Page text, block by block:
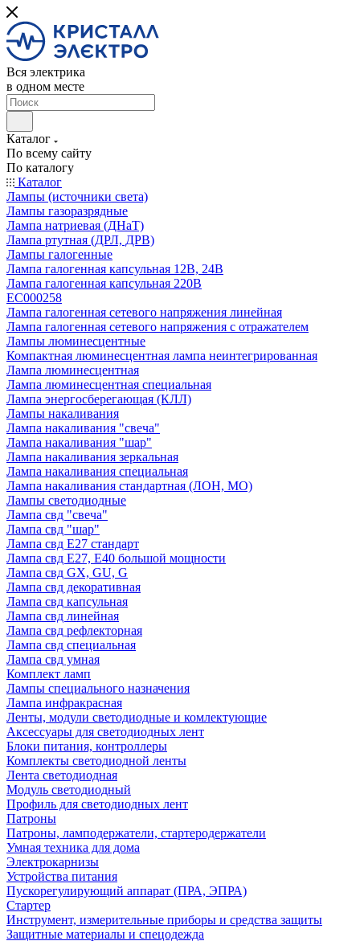
Вся электрика
в одном месте
Каталог
По всему сайту
По каталогу
Каталог
Лампы (источники света)
Лампы газоразрядные
Лампа натриевая (ДНаТ)
Лампа ртутная (ДРЛ, ДРВ)
Лампы галогенные
Лампа галогенная капсульная 12В, 24В
Лампа галогенная капсульная 220В
EC000258
Лампа галогенная сетевого напряжения линейная
Лампа галогенная сетевого напряжения с отражателем
Лампы люминесцентные
Компактная люминесцентная лампа неинтегрированная
Лампа люминесцентная
Лампа люминесцентная специальная
Лампа энергосберегающая (КЛЛ)
Лампы накаливания
Лампа накаливания "свеча"
Лампа накаливания "шар"
Лампа накаливания зеркальная
Лампа накаливания специальная
Лампа накаливания стандартная (ЛОН, МО)
Лампы светодиодные
Лампа свд "свеча"
Лампа свд "шар"
Лампа свд E27 стандарт
Лампа свд E27, Е40 большой мощности
Лампа свд GX, GU, G
Лампа свд декоративная
Лампа свд капсульная
Лампа свд линейная
Лампа свд рефлекторная
Лампа свд специальная
Лампа свд умная
Комплект ламп
Лампы специального назначения
Лампа инфракрасная
Ленты, модули светодиодные и комлектующие
Аксессуары для светодиодных лент
Блоки питания, контроллеры
Комплекты светодиодной ленты
Лента светодиодная
Модуль светодиодный
Профиль для светодиодных лент
Патроны
Патроны, ламподержатели, стартеродержатели
Умная техника для дома
Электрокарнизы
Устройства питания
Пускорегулирующий аппарат (ПРА, ЭПРА)
Стартер
Инструмент, измерительные приборы и средства защиты
Защитные материалы и спецодежда